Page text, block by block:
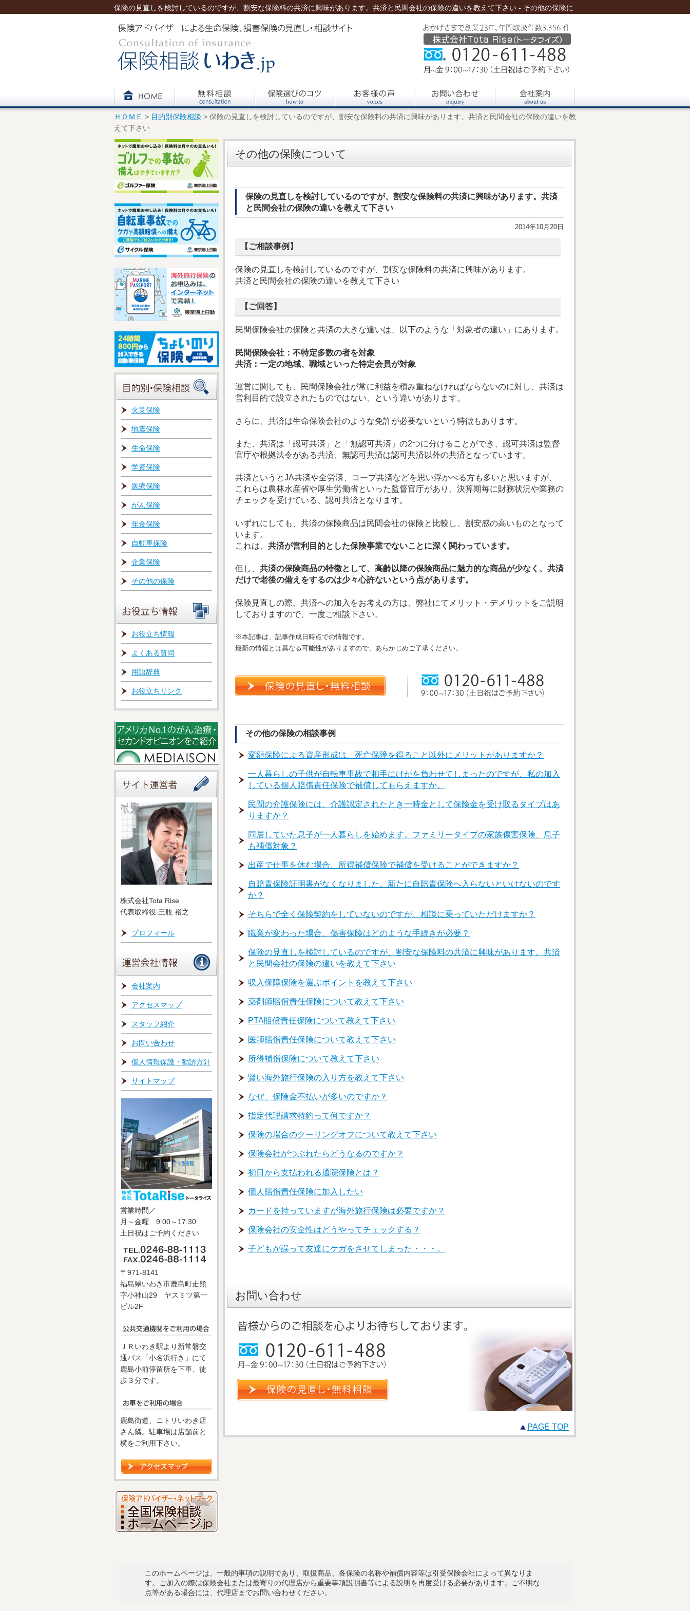
保険の見直しを検討しているのですが、割安な保険料の共済に興味があります。共済と民間会社の保険の違いを教えて下さい - その他の保険に
ＨＯＭＥ > 目的別保険相談 > 保険の見直しを検討しているのですが、割安な保険料の共済に興味があります。共済と民間会社の保険の違いを教
えて下さい
その他の保険について
保険の見直しを検討しているのですが、割安な保険料の共済に興味があります。共済
と民間会社の保険の違いを教えて下さい
2014年10月20日
【ご相談事例】
保険の見直しを検討しているのですが、割安な保険料の共済に興味があります。
共済と民間会社の保険の違いを教えて下さい
【ご回答】
民間保険会社の保険と共済の大きな違いは、以下のような「対象者の違い」にあります。
民間保険会社：不特定多数の者を対象
共済：一定の地域、職域といった特定会員が対象
運営に関しても、民間保険会社が常に利益を積み重ねなければならないのに対し、共済は
営利目的で設立されたものではない、という違いがあります。
さらに、共済は生命保険会社のような免許が必要ないという特徴もあります。
また、共済は「認可共済」と「無認可共済」の2つに分けることができ、認可共済は監督
官庁や根拠法令がある共済、無認可共済は認可共済以外の共済となっています。
共済というとJA共済や全労済、コープ共済などを思い浮かべる方も多いと思いますが、
これらは農林水産省や厚生労働省といった監督官庁があり、決算期毎に財務状況や業務の
チェックを受けている、認可共済となります。
いずれにしても、共済の保険商品は民間会社の保険と比較し、割安感の高いものとなって
います。
これは、 共済が営利目的とした保険事業でないことに深く関わっています。
但し、 共済の保険商品の特徴として、高齢以降の保険商品に魅力的な商品が少なく、共済
だけで老後の備えをするのは少々心許ないという点があります。
保険見直しの際、共済への加入をお考えの方は、弊社にてメリット・デメリットをご説明
しておりますので、一度ご相談下さい。
※本記事は、記事作成日時点での情報です。
最新の情報とは異なる可能性がありますので、あらかじめご了承ください。
その他の保険の相談事例
変額保険による資産形成は、死亡保障を得ること以外にメリットがありますか？
一人暮らしの子供が自転車事故で相手にけがを負わせてしまったのですが、私の加入
している個人賠償責任保険で補償してもらえますか。
民間の介護保険には、介護認定されたとき一時金として保険金を受け取るタイプはあ
りますか？
同居していた息子が一人暮らしを始めます。ファミリータイプの家族傷害保険、息子
も補償対象？
出産で仕事を休む場合、所得補償保険で補償を受けることができますか？
自賠責保険証明書がなくなりました。新たに自賠責保険へ入らないといけないのです
か？
そちらで全く保険契約をしていないのですが、相談に乗っていただけますか？
職業が変わった場合、傷害保険はどのような手続きが必要？
保険の見直しを検討しているのですが、割安な保険料の共済に興味があります。共済
と民間会社の保険の違いを教えて下さい
収入保障保険を選ぶポイントを教えて下さい
薬剤師賠償責任保険について教えて下さい
PTA賠償責任保険について教えて下さい
医師賠償責任保険について教えて下さい
所得補償保険について教えて下さい
賢い海外旅行保険の入り方を教えて下さい
なぜ、保険金不払いが多いのですか？
指定代理請求特約って何ですか？
保険の場合のクーリングオフについて教えて下さい
保険会社がつぶれたらどうなるのですか？
初日から支払われる通院保険とは？
個人賠償責任保険に加入したい
カードを持っていますが海外旅行保険は必要ですか？
保険会社の安全性はどうやってチェックする？
子どもが誤って友達にケガをさせてしまった・・・。
お問い合わせ
PAGE TOP
火災保険
地震保険
生命保険
学資保険
医療保険
がん保険
年金保険
自動車保険
企業保険
その他の保険
お役立ち情報
よくある質問
用語辞典
お役立ちリンク
株式会社Tota Rise
代表取締役 三瓶 裕之
プロフィール
会社案内
アクセスマップ
スタッフ紹介
お問い合わせ
個人情報保護・勧誘方針
サイトマップ
営業時間／
月～金曜 9:00～17:30
土日祝はご予約ください
〒971-8141
福島県いわき市鹿島町走熊
字小神山29 ヤスミツ第一
ビル2F
ＪＲいわき駅より新常磐交
通バス「小名浜行き」にて
鹿島小前停留所を下車、徒
歩３分です。
鹿島街道、ニトリいわき店
さん隣。駐車場は店舗前と
横をご利用下さい。
このホームページは、一般的事項の説明であり、取扱商品、各保険の名称や補償内容等は引受保険会社によって異なりま
す。ご加入の際は保険会社または最寄りの代理店から重要事項説明書等による説明を再度受ける必要があります。ご不明な
点等がある場合には、代理店までお問い合わせください。